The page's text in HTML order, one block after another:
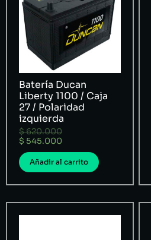
Batería Ducan
Liberty 1100 / Caja
27 / Polaridad
izquierda
$620.000
$ 545.000
Añadir al carrito